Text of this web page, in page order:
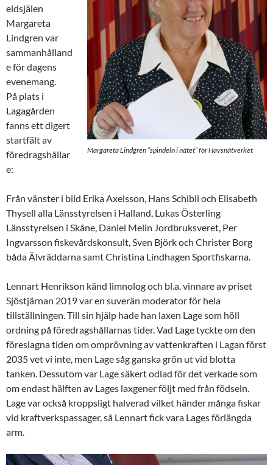
Margareta Lindgren ”spindeln i nätet” för Havsnätverket
eldsjälen
Margareta
Lindgren var
sammanhålland
e för dagens
evenemang.
På plats i
Lagagården
fanns ett digert
startfält av
föredragshållar
e:
Från vänster i bild Erika Axelsson, Hans Schibli och Elisabeth
Thysell alla Länsstyrelsen i Halland, Lukas Österling
Länsstyrelsen i Skåne, Daniel Melin Jordbruksveret, Per
Ingvarsson fiskevårdskonsult, Sven Björk och Christer Borg
båda Älvräddarna samt Christina Lindhagen Sportfiskarna.
Lennart Henrikson känd limnolog och bl.a. vinnare av priset
Sjöstjärnan 2019 var en suverän moderator för hela
tillställningen. Till sin hjälp hade han laxen Lage som höll
ordning på föredragshållarnas tider. Vad Lage tyckte om den
föreslagna tiden om omprövning av vattenkraften i Lagan först
2035 vet vi inte, men Lage såg ganska grön ut vid blotta
tanken. Dessutom var Lage säkert odlad för det verkade som
om endast hälften av Lages laxgener följt med från födseln.
Lage var också kroppsligt halverad vilket händer många fiskar
vid kraftverkspassager, så Lennart fick vara Lages förlängda
arm.